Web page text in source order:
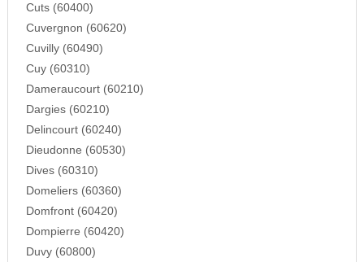
Cuts (60400)
Cuvergnon (60620)
Cuvilly (60490)
Cuy (60310)
Dameraucourt (60210)
Dargies (60210)
Delincourt (60240)
Dieudonne (60530)
Dives (60310)
Domeliers (60360)
Domfront (60420)
Dompierre (60420)
Duvy (60800)